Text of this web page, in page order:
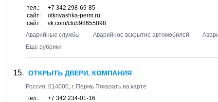
тел.:
+7 342 298-69-85
сайт:
otkrivashka-perm.ru
сайт:
vk.com/club98655898
Аварийные службы
Аварийное вскрытие автомобилей
Еще рубрики
ОТКРЫТЬ ДВЕРИ, КОМПАНИЯ
Россия, 614000, г. Пермь Показать на карте
тел.:
+7 342 234-01-16